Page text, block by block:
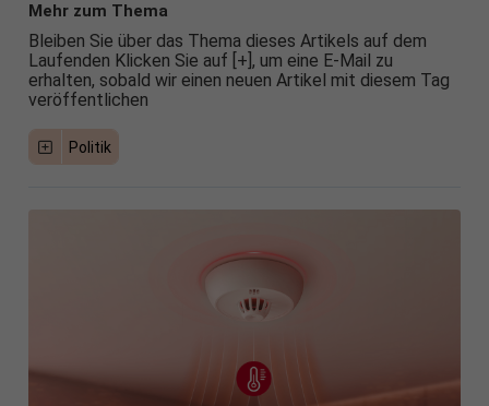
Mehr zum Thema
Bleiben Sie über das Thema dieses Artikels auf dem
Laufenden Klicken Sie auf [+], um eine E-Mail zu
erhalten, sobald wir einen neuen Artikel mit diesem Tag
veröffentlichen
Politik